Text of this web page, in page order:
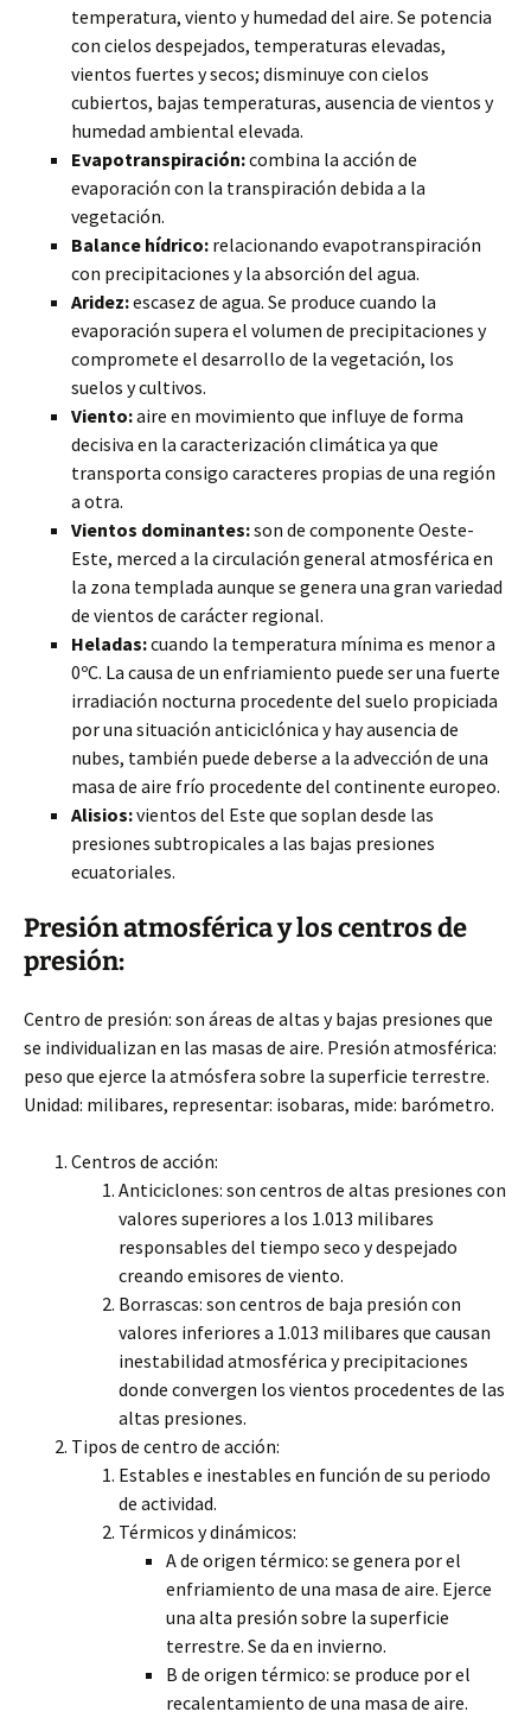
temperatura, viento y humedad del aire. Se potencia
con cielos despejados, temperaturas elevadas,
vientos fuertes y secos; disminuye con cielos
cubiertos, bajas temperaturas, ausencia de vientos y
humedad ambiental elevada.
Evapotranspiración:combina la acción de
evaporación con la transpiración debida a la
vegetación.
Balance hídrico: relacionando evapotranspiración
con precipitaciones y la absorción del agua.
Aridez:escasez de agua. Se produce cuando la
evaporación supera el volumen de precipitaciones y
compromete el desarrollo de la vegetación, los
suelos y cultivos.
Viento:aire en movimiento que influye de forma
decisiva en la caracterización climática ya que
transporta consigo caracteres propias de una región
a otra.
Vientos dominantes:son de componente Oeste-
Este, merced a la circulación general atmosférica en
la zona templada aunque se genera una gran variedad
de vientos de carácter regional.
Heladas:cuando la temperatura mínima es menor a
0ºC. La causa de un enfriamiento puede ser una fuerte
irradiación nocturna procedente del suelo propiciada
por una situación anticiclónica y hay ausencia de
nubes, también puede deberse a la advección de una
masa de aire frío procedente del continente europeo.
Alisios:vientos del Este que soplan desde las
presiones subtropicales a las bajas presiones
ecuatoriales.
Presión atmosférica y los centros de
presión:
Centro de presión: son áreas de altas y bajas presiones que
se individualizan en las masas de aire. Presión atmosférica:
peso que ejerce la atmósfera sobre la superficie terrestre.
Unidad: milibares, representar: isobaras, mide: barómetro.
Centros de acción:
Anticiclones: son centros de altas presiones con
valores superiores a los 1.013 milibares
responsables del tiempo seco y despejado
creando emisores de viento.
Borrascas: son centros de baja presión con
valores inferiores a 1.013 milibares que causan
inestabilidad atmosférica y precipitaciones
donde convergen los vientos procedentes de las
altas presiones.
Tipos de centro de acción:
Estables e inestables en función de su periodo
de actividad.
Térmicos y dinámicos:
A de origen térmico: se genera por el
enfriamiento de una masa de aire. Ejerce
una alta presión sobre la superficie
terrestre. Se da en invierno.
B de origen térmico: se produce por el
recalentamiento de una masa de aire.